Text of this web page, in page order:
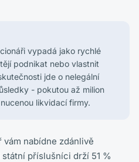
vypadá jako rychlé
podnikat nebo vlastnit
jde o nelegální
- pokutou až milion
likvidací firmy.
vám nabídne zdánlivě
příslušníci drží 51 %